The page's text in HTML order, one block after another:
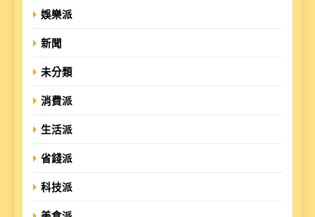
娛樂派
新聞
未分類
消費派
生活派
省錢派
科技派